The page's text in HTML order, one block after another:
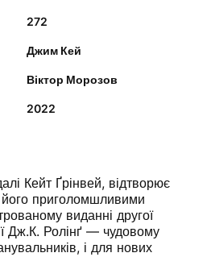
272
Джим Кей
Віктор Морозов
2022
Кейт Ґрінвей, відтворює
його приголомшливими
виданні другої
Дж.К. Ролінґ — чудовому
і для нових